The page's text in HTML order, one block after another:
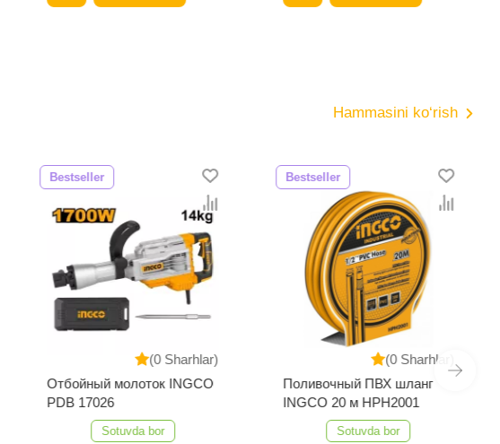
Hammasini ko‘rish
(0 Sharhlar)
Bestseller
Отбойный молоток INGCO
PDB 17026
Sotuvda bor
(0 Sharhlar)
Bestseller
Поливочный ПВХ шланг
INGCO 20 м HPH2001
Sotuvda bor